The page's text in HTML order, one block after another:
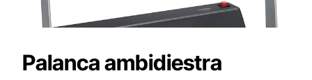
Palanca ambidiestra